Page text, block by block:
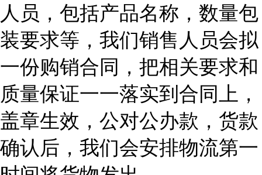
人员，包括产品名称，数量包
装要求等，我们销售人员会拟
一份购销合同，把相关要求和
质量保证一一落实到合同上，
盖章生效，公对公办款，货款
确认后，我们会安排物流第一